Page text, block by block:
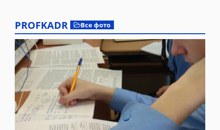
PROFKADR Все фото